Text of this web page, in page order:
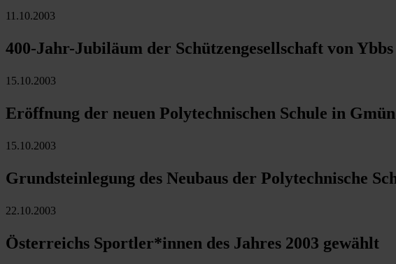
11.10.2003
400-Jahr-Jubiläum der Schützengesellschaft von Ybbs
15.10.2003
Eröffnung der neuen Polytechnischen Schule in
15.10.2003
Grundsteinlegung des Neubaus der Polytechnische
22.10.2003
Österreichs Sportler*innen des Jahres 2003 gewählt